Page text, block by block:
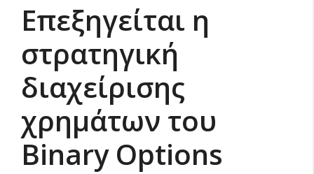
Επεξηγείται η
στρατηγική
διαχείρισης
χρημάτων του
Binary Options